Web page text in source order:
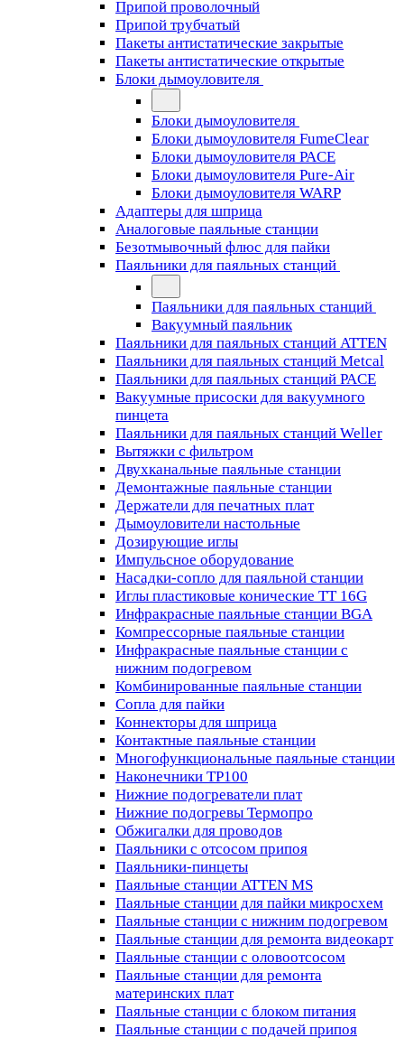
Припой проволочный
Припой трубчатый
Пакеты антистатические закрытые
Пакеты антистатические открытые
Блоки дымоуловителя
Блоки дымоуловителя
Блоки дымоуловителя FumeClear
Блоки дымоуловителя PACE
Блоки дымоуловителя Pure-Air
Блоки дымоуловителя WARP
Адаптеры для шприца
Аналоговые паяльные станции
Безотмывочный флюс для пайки
Паяльники для паяльных станций
Паяльники для паяльных станций
Вакуумный паяльник
Паяльники для паяльных станций ATTEN
Паяльники для паяльных станций Metcal
Паяльники для паяльных станций PACE
Вакуумные присоски для вакуумного
пинцета
Паяльники для паяльных станций Weller
Вытяжки с фильтром
Двухканальные паяльные станции
Демонтажные паяльные станции
Держатели для печатных плат
Дымоуловители настольные
Дозирующие иглы
Импульсное оборудование
Насадки-сопло для паяльной станции
Иглы пластиковые конические TT 16G
Инфракрасные паяльные станции BGA
Компрессорные паяльные станции
Инфракрасные паяльные станции с
нижним подогревом
Комбинированные паяльные станции
Сопла для пайки
Коннекторы для шприца
Контактные паяльные станции
Многофункциональные паяльные станции
Наконечники TP100
Нижние подогреватели плат
Нижние подогревы Термопро
Обжигалки для проводов
Паяльники с отсосом припоя
Паяльники-пинцеты
Паяльные станции ATTEN MS
Паяльные станции для пайки микросхем
Паяльные станции с нижним подогревом
Паяльные станции для ремонта видеокарт
Паяльные станции с оловоотсосом
Паяльные станции для ремонта
материнских плат
Паяльные станции с блоком питания
Паяльные станции с подачей припоя